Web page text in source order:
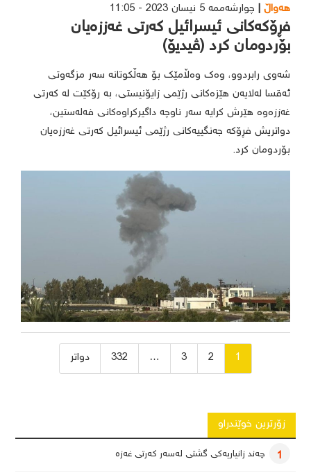
هەواڵ چوارشەممە 5 نیسان 2023 - 11:05
فڕۆکەکانی ئیسرائیل کەرتی غەززەیان
بۆردومان کرد (ڤیدیۆ)
شەوی رابردوو، وەک وەڵامێک بۆ هەڵکوتانە سەر مزگەوتی
ئەقسا لەلایەن هێزەکانی رژێمی زایۆنیستی، بە رۆکێت لە کەرتی
غەززەوە هێرش کرایە سەر ناوچە داگیرکراوەکانی فەلەستین،
دواتریش فڕۆکە جەنگییەکانی رژێمی ئیسرائیل کەرتی غەززەیان
بۆردومان کرد.
ژمارەی 1
2
3
…
332 دواتر
زۆرترین خوێندراو
1 چەند زانیاریەکی گشتی لەسەر کەرتی غەزە